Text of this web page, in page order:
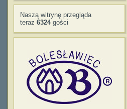
Naszą witrynę przegląda
teraz 6324gości